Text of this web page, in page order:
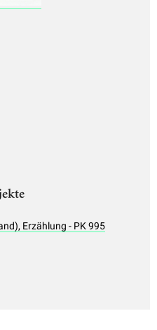
Erzählung - PK 995